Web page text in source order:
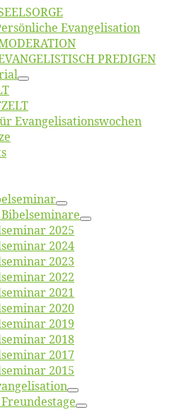
Evangelisation
PREDIGEN
Evangelisationswochen
2025
2024
2023
2022
2021
2020
2019
2018
2017
2015